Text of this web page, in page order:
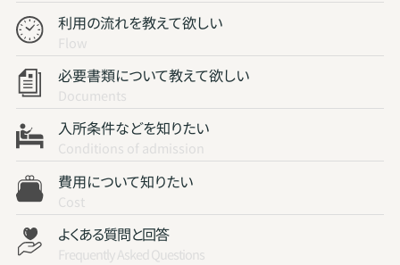
利用の流れを教えて欲しい
Flow
必要書類について教えて欲しい
Documents
入所条件などを知りたい
Conditions of admission
費用について知りたい
Cost
よくある質問と回答
Frequently Asked Questions